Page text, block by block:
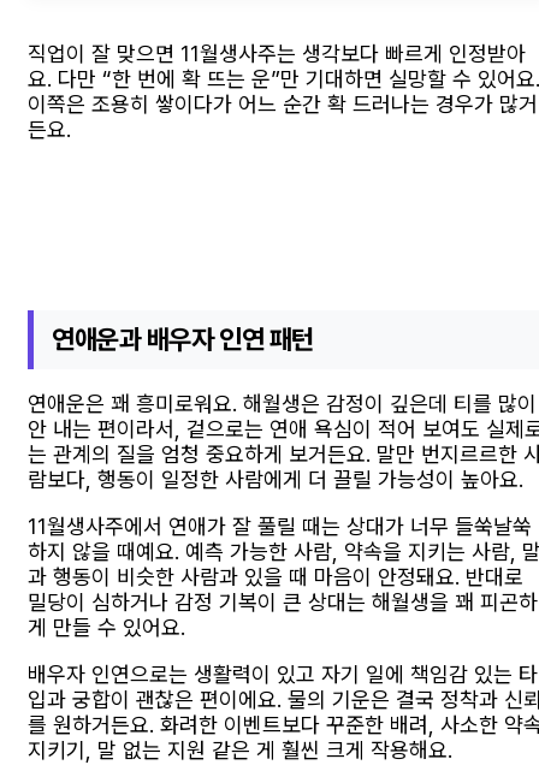
직업이 잘 맞으면 11월생사주는 생각보다 빠르게 인정받아
요. 다만 “한 번에 확 뜨는 운”만 기대하면 실망할 수 있어요.
이쪽은 조용히 쌓이다가 어느 순간 확 드러나는 경우가 많거
든요.
연애운과 배우자 인연 패턴
연애운은 꽤 흥미로워요. 해월생은 감정이 깊은데 티를 많이
안 내는 편이라서, 겉으로는 연애 욕심이 적어 보여도 실제
는 관계의 질을 엄청 중요하게 보거든요. 말만 번지르르한
람보다, 행동이 일정한 사람에게 더 끌릴 가능성이 높아요.
11월생사주에서 연애가 잘 풀릴 때는 상대가 너무 들쑥날쑥
하지 않을 때예요. 예측 가능한 사람, 약속을 지키는 사람,
과 행동이 비슷한 사람과 있을 때 마음이 안정돼요. 반대로
밀당이 심하거나 감정 기복이 큰 상대는 해월생을 꽤 피곤하
게 만들 수 있어요.
배우자 인연으로는 생활력이 있고 자기 일에 책임감 있는 타
입과 궁합이 괜찮은 편이에요. 물의 기운은 결국 정착과 신
를 원하거든요. 화려한 이벤트보다 꾸준한 배려, 사소한 약
지키기, 말 없는 지원 같은 게 훨씬 크게 작용해요.